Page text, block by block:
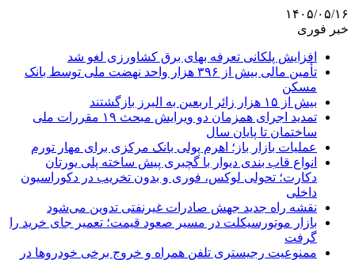
۱۴۰۵/۰۵/۱۶
خبر فوری
افزایش پلکانی تعرفه بهای برق کشاورزی لغو شد
تأمین مالی بیش از ۳۹۶ هزار واحد نهضت ملی توسط بانک
مسکن
بیش از ۱۵ هزار زائر اربعین به البرز بازگشتند
تمدید اجرای همزمان دو ویرایش مبحث ۱۹ مقررات ملی
ساختمان تا پایان سال
عملیات بازار باز؛ اهرم پولی بانک مرکزی برای مهار تورم
انواع قاب بندی دیوار با گچبری پیش ساخته پلی یورتان
دکارت؛ تحولی لوکس، فوری و بدون تخریب در دکوراسیون
داخلی
نقشه راه جدید جهش صادرات غیرنفتی تدوین می‌شود
بازار موتورسیکلت در مسیر صعود قیمت؛ تعمیر جای خرید را
گرفت
ممنوعیت رجیستری تلفن همراه و خروج برخی خودروها در